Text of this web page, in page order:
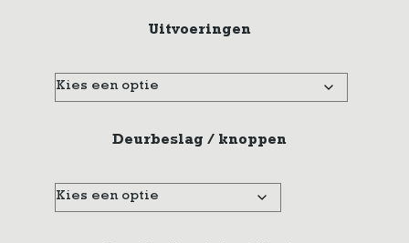
Uitvoeringen
Deurbeslag / knoppen